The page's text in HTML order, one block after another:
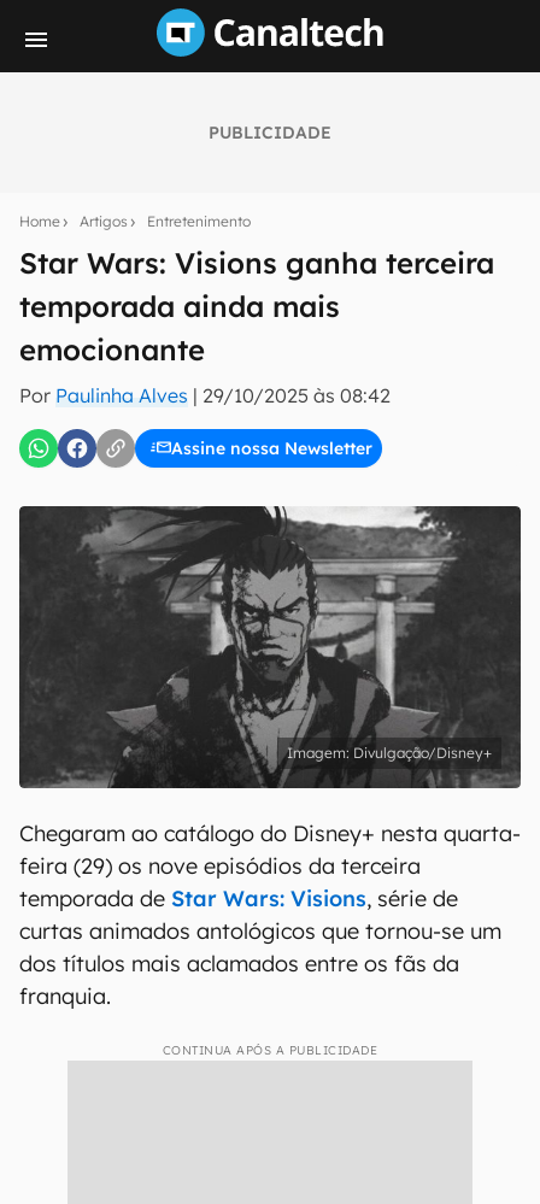
PUBLICIDADE
Home Artigos Entretenimento
Star Wars: Visions ganha terceira
temporada ainda mais
emocionante
Por Paulinha Alves | 29/10/2025 às 08:42
Assine nossa Newsletter
notícias e reviews sobre tecnologia em primeira
mão.
E-mail
inscreva-se
Uso e Política de Privacidade do Canaltech.
Divulgação/Disney+
Chegaram ao catálogo do Disney+ nesta quarta-
feira (29) os nove episódios da terceira
temporada de Star Wars: Visions, série de
curtas animados antológicos que tornou-se um
dos títulos mais aclamados entre os fãs da
franquia.
CONTINUA APÓS A PUBLICIDADE